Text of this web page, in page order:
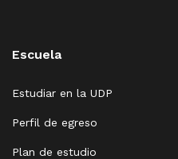
Escuela
Estudiar en la UDP
Perfil de egreso
Plan de estudio